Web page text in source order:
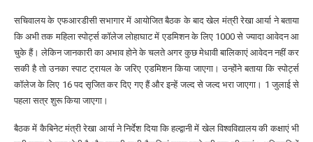
सचिवालय के एफआरडीसी सभागार में आयोजित बैठक के बाद खेल मंत्री रेखा आर्या ने बताया
कि अभी तक महिला स्पोर्ट्स कॉलेज लोहाघाट में एडमिशन के लिए 1000 से ज्यादा आवेदन आ
चुके हैं। लेकिन जानकारी का अभाव होने के चलते अगर कुछ मेधावी बालिकाएं आवेदन नहीं कर
सकी है तो उनका स्पाट ट्रायल के जरिए एडमिशन किया जाएगा। उन्होंने बताया कि स्पोर्ट्स
कॉलेज के लिए 16 पद सृजित कर दिए गए हैं और इन्हें जल्द से जल्द भरा जाएगा। 1 जुलाई से
पहला सत्र शुरू किया जाएगा।
बैठक में कैबिनेट मंत्री रेखा आर्या ने निर्देश दिया कि हल्द्वानी में खेल विश्वविद्यालय की कक्षाएं भी